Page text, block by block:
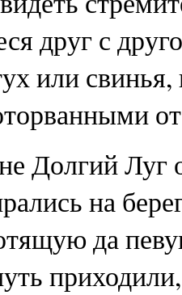
друг с
или
Долгий Луг
на
да